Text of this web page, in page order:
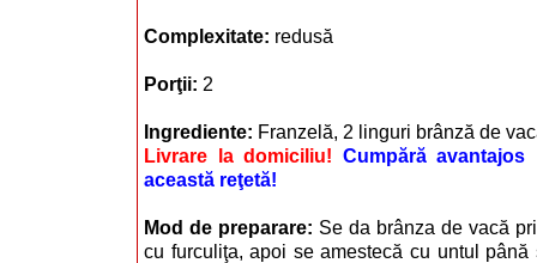
Complexitate: redusă
Porţii: 2
Ingrediente: Franzelă, 2 linguri brânză de
Livrare la domiciliu! Cumpără avantajos
această reţetă!
Mod de preparare: Se da brânza de vacă
cu furculiţa, apoi se amestecă cu untul până